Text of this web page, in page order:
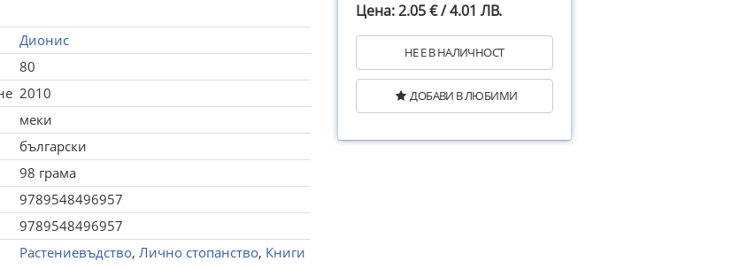
Дионис
80
2010
меки
български
98 грама
9789548496957
9789548496957
Растениевъдство, Лично стопанство, Книги
Цена: 2.05 € / 4.01 ЛВ.
НЕ Е В НАЛИЧНОСТ
ДОБАВИ В ЛЮБИМИ